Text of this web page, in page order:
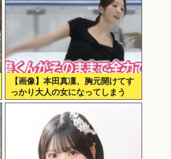
【画像】本田真凜、胸元開けてす
っかり大人の女になってしまう